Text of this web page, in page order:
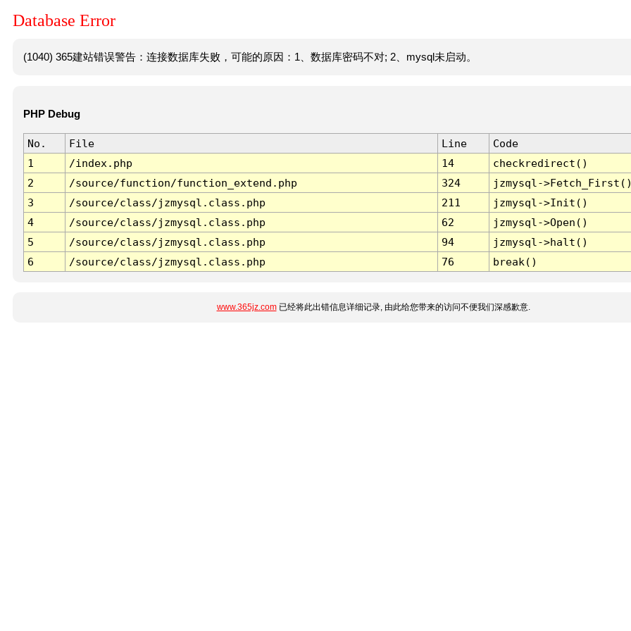
Database Error
(1040) 365建站错误警告：连接数据库失败，可能的原因：1、数据库密码不对; 2、mysql未启动。
PHP Debug
No. File Line
Code
1
/index.php 14
checkredirect()
2
/source/function/function_extend.php 324
jzmysql-
3
/source/class/jzmysql.class.php 211
jzmysql->Init()
4
/source/class/jzmysql.class.php 62
jzmysql->Open()
5
/source/class/jzmysql.class.php 94
jzmysql->halt()
6
/source/class/jzmysql.class.php 76 break()
www.365jz.com已经将此出错信息详细记录, 由此给您带来的访问不便我们深感歉意.